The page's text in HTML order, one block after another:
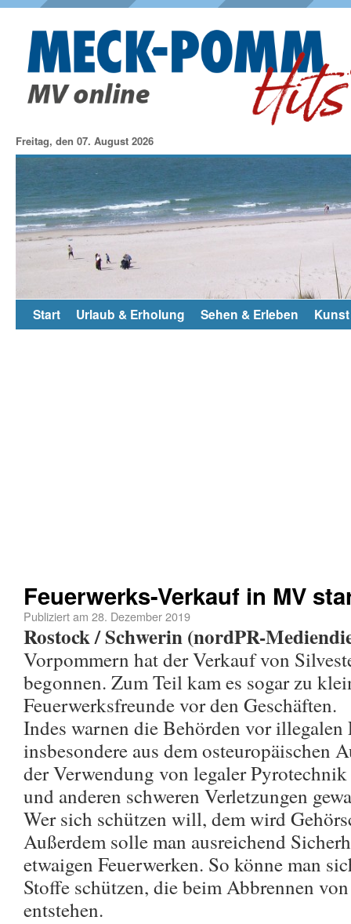
Freitag, den 07. August 2026
Start Urlaub & Erholung Sehen & Erleben
Feuerwerks-Verkauf in MV
Publiziert am 28. Dezember 2019
Rostock / Schwerin (nordPR-
Vorpommern hat der Verkauf von
begonnen. Zum Teil kam es sogar zu
Feuerwerksfreunde vor den Geschäften.
Indes warnen die Behörden vor illegalen
insbesondere aus dem osteuropäischen
der Verwendung von legaler
und anderen schweren Verletzungen
Wer sich schützen will, dem wird
Außerdem solle man ausreichend
etwaigen Feuerwerken. So könne man
Stoffe schützen, die beim Abbrennen
entstehen.